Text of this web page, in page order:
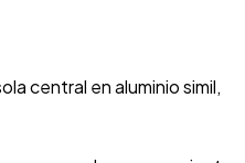
central en aluminio simil,